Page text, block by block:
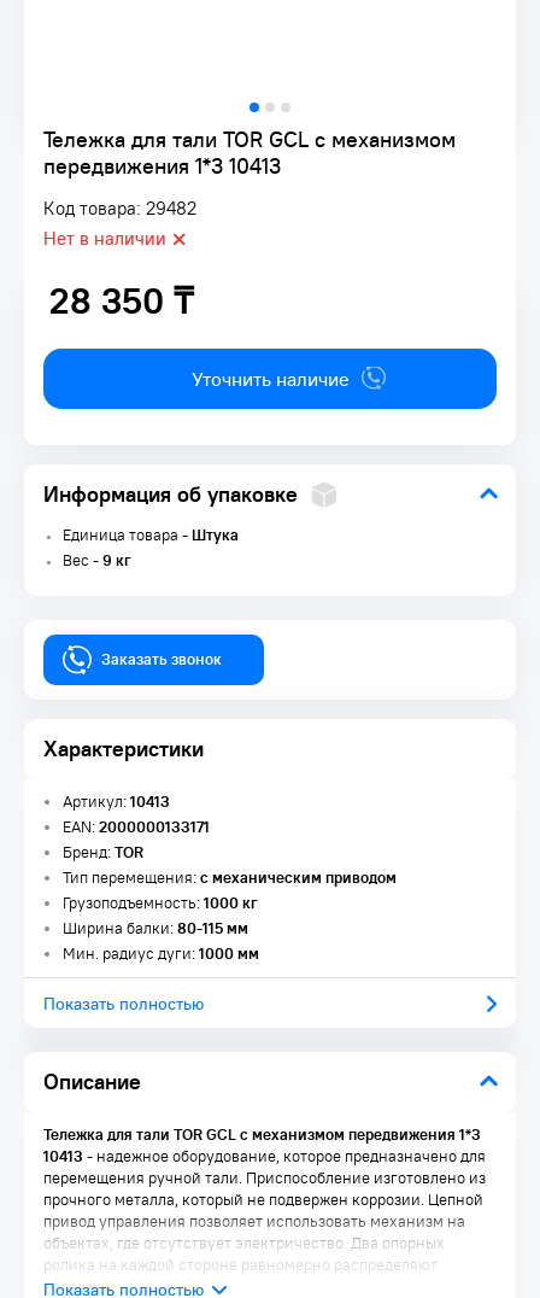
Тележка для тали TOR GCL с механизмом
передвижения 1*3 10413
Код товара: 29482
Нет в наличии
28 350 ₸
28 350 ₸
Уточнить наличие
Информация об упаковке
Единица товара -Штука
Вес -9 кг
Заказать звонок
Характеристики
Описание
Артикул:10413
EAN:2000000133171
Бренд:TOR
Тип перемещения:с механическим приводом
Грузоподъемность:1000 кг
Ширина балки:80-115 мм
Мин. радиус дуги:1000 мм
Показать полностью
Тележка для тали TOR GCL с механизмом передвижения 1*3
10413 - надежное оборудование, которое предназначено для
перемещения ручной тали. Приспособление изготовлено из
прочного металла, который не подвержен коррозии. Цепной
привод управления позволяет использовать механизм на
объектах, где отсутствует электричество. Два опорных
ролика на каждой стороне равномерно распределяют
нагрузку.